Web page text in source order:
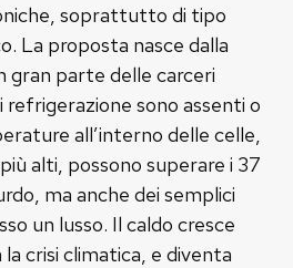
soprattutto di tipo
La proposta nasce dalla
gran parte delle carceri
refrigerazione sono assenti o
all’interno delle celle,
alti, possono superare i 37
ma anche dei semplici
un lusso. Il caldo cresce
crisi climatica, e diventa